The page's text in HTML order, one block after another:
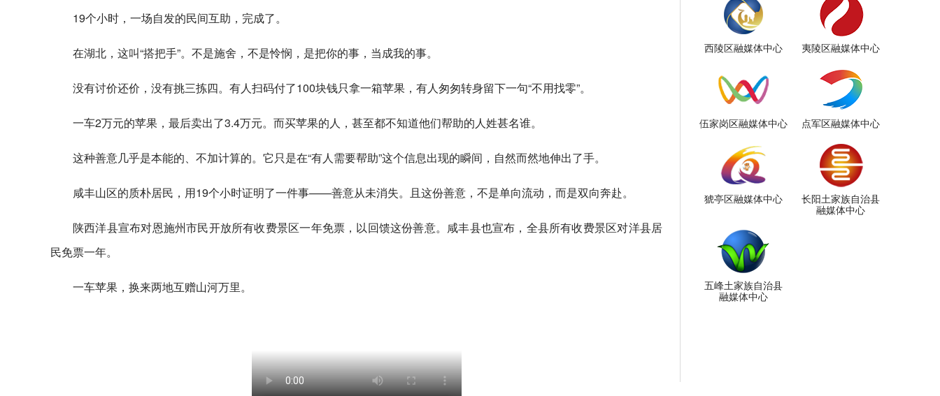
19个小时，一场自发的民间互助，完成了。
在湖北，这叫“搭把手”。不是施舍，不是怜悯，是把你的事，当成我的事。
没有讨价还价，没有挑三拣四。有人扫码付了100块钱只拿一箱苹果，有人匆匆转身留下一句“不用找零”。
一车2万元的苹果，最后卖出了3.4万元。而买苹果的人，甚至都不知道他们帮助的人姓甚名谁。
这种善意几乎是本能的、不加计算的。它只是在“有人需要帮助”这个信息出现的瞬间，自然而然地伸出了手。
咸丰山区的质朴居民，用19个小时证明了一件事——善意从未消失。且这份善意，不是单向流动，而是双向奔赴。
陕西洋县宣布对恩施州市民开放所有收费景区一年免票，以回馈这份善意。咸丰县也宣布，全县所有收费景区对洋县居
民免票一年。
一车苹果，换来两地互赠山河万里。
西陵区融媒体中心 夷陵区融媒体中心
伍家岗区融媒体中心 点军区融媒体中心
猇亭区融媒体中心
长阳土家族自治县
融媒体中心
五峰土家族自治县
融媒体中心